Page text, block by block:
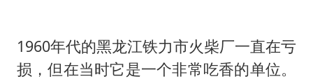
宇树王兴兴被问了360多个问题
全民健身事业高质量发展
1960年代的黑龙江铁力市火柴厂一直在亏
损，但在当时它是一个非常吃香的单位。